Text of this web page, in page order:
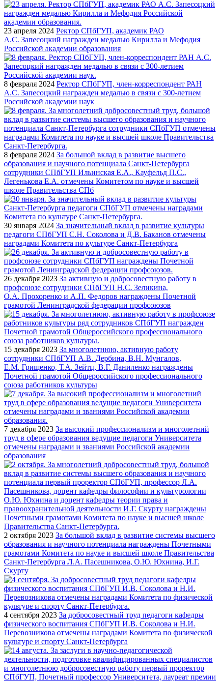
23 апреля 2024 Ректор СПбГУП, академик РАО
А.С. Запесоцкий награжден медалью Кирилла и Мефодия
Российской академии образования
8 февраля 2024 Ректор СПбГУП, член-корреспондент РАН
А.С. Запесоцкий награжден медалью в связи с 300-летием
Российской академии наук
8 февраля 2024 За большой вклад в развитие высшего
образования и научного потенциала Санкт-Петербурга
сотрудники СПбГУП Ильинская Е.А., Кауфельд П.С.,
Легенькова Е.А. отмечены Комитетом по науке и высшей
школе Правительства СПб
30 января 2024 За значительный вклад в развитие культуры
педагоги СПбГУП С.Н. Соколова и Д.В. Баканов отмечены
наградами Комитета по культуре Санкт-Петербурга
26 декабря 2023 За активную и добросовестную работу в
профсоюзе сотрудники СПбГУП Н.С. Зеликина,
О.А. Прохоренко и А.П. Федоров награждены Почетной
грамотой Ленинградской федерации профсоюзов
15 декабря 2023 За многолетнюю, активную работу
сотрудники СПбГУП А.В. Дербина, В.Н. Мунгалов,
Е.М. Грищенко, Т.А. Зейтц, В.Г. Даниленко награждены
Почетной грамотой Общероссийского профессионального
союза работников культуры
7 декабря 2023 За высокий профессионализм и многолетний
труд в сфере образования ведущие педагоги Университета
отмечены наградами и званиями Российской академии
образования
2 октября 2023 За большой вклад в развитие системы высшего
образования и научного потенциала награждены Почетными
грамотами Комитета по науке и высшей школе Правительства
Санкт-Петербурга Л.А. Пасешникова, О.Ю. Юхнина, И.Г.
Скурту
4 сентября 2023 За добросовестный труд педагоги кафедры
физического воспитания СПбГУП И.В. Соколова и Н.И.
Перевозникова отмечены наградами Комитета по физической
культуре и спорту Санкт-Петербурга